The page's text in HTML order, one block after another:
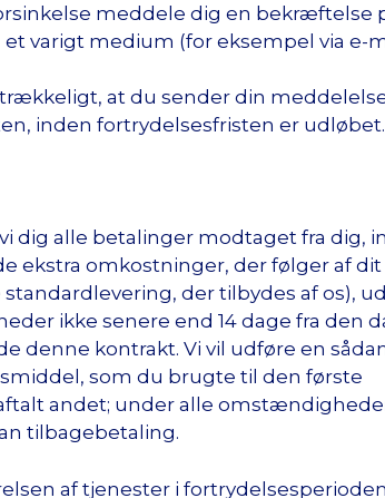
meddele dig en bekræftelse
varigt medium (for eksempel via e-
at du sender din
inden fortrydelsesfristen er udløbet.
dig alle betalinger modtaget fra dig,
ekstra omkostninger, der følger af dit
der tilbydes af os),
ikke senere end 14 dage fra den
denne kontrakt. Vi vil udføre en
som du brugte til den første
andet; under alle
tilbagebetaling.
af tjenester i